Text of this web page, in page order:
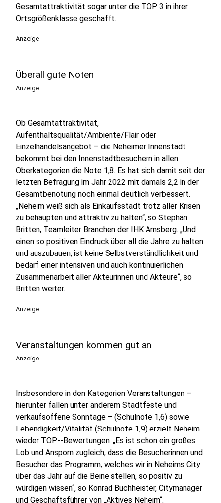
Gesamtattraktivität sogar unter die TOP 3 in ihrer
Ortsgrößenklasse geschafft.
Anzeige
Überall gute Noten
Anzeige
Ob Gesamtattraktivität,
Aufenthaltsqualität/Ambiente/Flair oder
Einzelhandelsangebot – die Neheimer Innenstadt
bekommt bei den Innenstadtbesuchern in allen
Oberkategorien die Note 1,8. Es hat sich damit seit der
letzten Befragung im Jahr 2022 mit damals 2,2 in der
Gesamtbenotung noch einmal deutlich verbessert.
„Neheim weiß sich als Einkaufsstadt trotz aller Krisen
zu behaupten und attraktiv zu halten“, so Stephan
Britten, Teamleiter Branchen der IHK Arnsberg. „Und
einen so positiven Eindruck über all die Jahre zu halten
und auszubauen, ist keine Selbstverständlichkeit und
bedarf einer intensiven und auch kontinuierlichen
Zusammenarbeit aller Akteurinnen und Akteure“, so
Britten weiter.
Anzeige
Veranstaltungen kommen gut an
Anzeige
Insbesondere in den Kategorien Veranstaltungen –
hierunter fallen unter anderem Stadtfeste und
verkaufsoffene Sonntage – (Schulnote 1,6) sowie
Lebendigkeit/Vitalität (Schulnote 1,9) erzielt Neheim
wieder TOP--Bewertungen. „Es ist schon ein großes
Lob und Ansporn zugleich, dass die Besucherinnen und
Besucher das Programm, welches wir in Neheims City
über das Jahr auf die Beine stellen, so positiv zu
würdigen wissen“, so Konrad Buchheister, Citymanager
und Geschäftsführer von „Aktives Neheim“.